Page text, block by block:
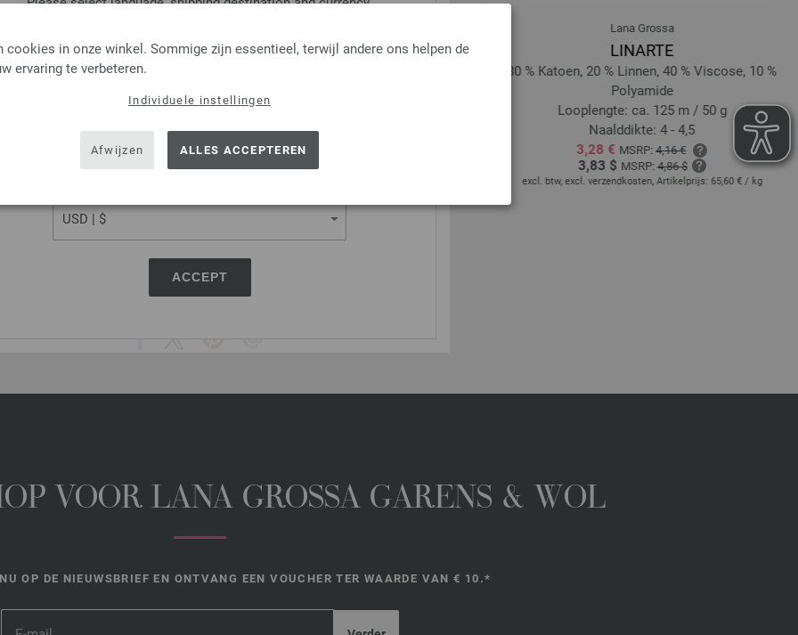
SHIPPING TO
USA - The United States of America
ACCEPT
cookies in onze winkel. Sommige zijn essentieel, terwijl andere ons helpen de
ervaring te verbeteren.
Individuele instellingen
Afwijzen ALLES ACCEPTEREN
COOL WOOL
% Scheerwol merino
COOL WOOL Big Uni/Melange
3,70 € - 5,46 €
4,32 $ - 6,38 $
Lana Grossa
LINARTE
30 % Katoen, 20 % Linnen, 40 % Viscose, 10 %
Polyamide
Looplengte: ca. 125 m / 50 g
Naalddikte: 4 - 4,5
3,28 €MSRP:4,16 €
3,83 $MSRP:4,86 $
excl. btw, excl. verzendkosten, Artikelprijs:65,60 € / kg
VOOR LANA GROSSA GARENS & WOL
OP DE NIEUWSBRIEF EN ONTVANG EEN VOUCHER TER WAARDE VAN € 10.*